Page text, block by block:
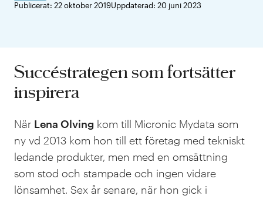
Publicerat: 22 oktober 2019Uppdaterad: 20 juni 2023
Succéstrategen som fortsätter
inspirera
När Lena Olving kom till Micronic Mydata som
ny vd 2013 kom hon till ett företag med tekniskt
ledande produkter, men med en omsättning
som stod och stampade och ingen vidare
lönsamhet. Sex år senare, när hon gick i